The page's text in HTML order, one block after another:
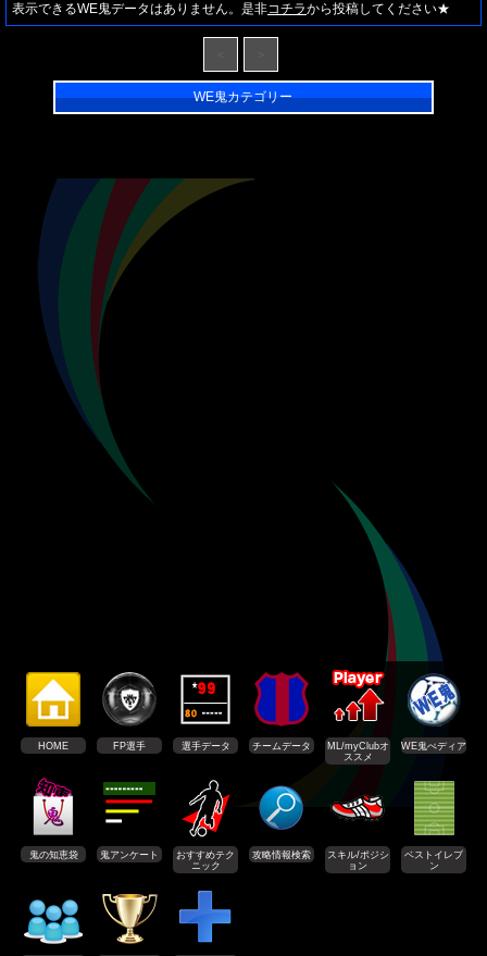
表示できるWE鬼データはありません。是非コチラから投稿してください★
WE鬼カテゴリー
HOME FP選手 選手データ チームデータ
ML/myClubオ
ススメ
WE鬼ぺディア
鬼の知恵袋 鬼アンケート
おすすめテク
ニック
攻略情報検索
スキル/ポジシ
ョン
ベストイレブ
ン